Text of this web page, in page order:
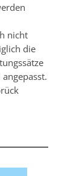
nicht
die